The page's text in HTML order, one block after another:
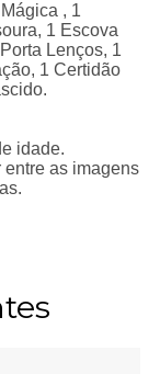
, 1
1 Escova
Lenços, 1
1 Certidão
idade.
as imagens